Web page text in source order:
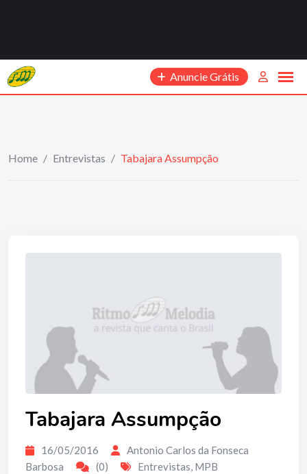
Anuncie Grátis
Home / Entrevistas / Tabajara Assumpção
Tabajara Assumpção
16/05/2016
Antonio Carlos da Fonseca
Barbosa
(0) Entrevistas, MPB